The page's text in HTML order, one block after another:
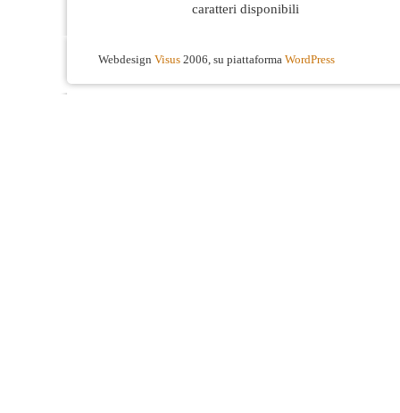
caratteri disponibili
Webdesign Visus 2006, su piattaforma WordPress